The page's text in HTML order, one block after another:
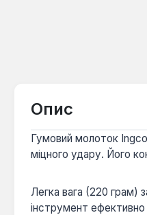
Опис
Гумовий молоток
міцного удару. Його
Легка вага (220 грам)
інструмент